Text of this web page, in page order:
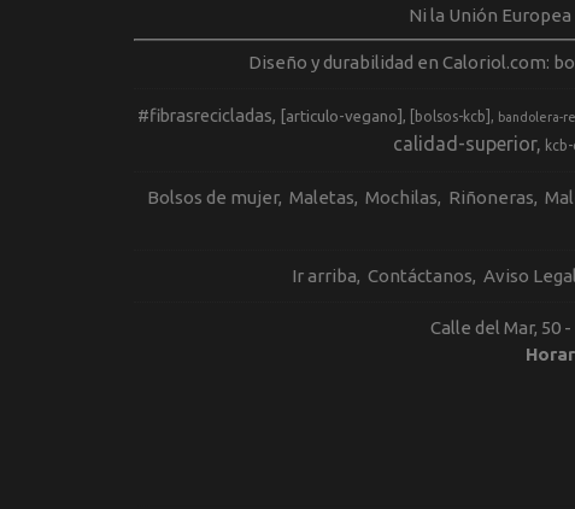
Ni la Unión
Diseño y durabilidad en Caloriol.com:
#fibrasrecicladas [articulo-vegano] [bolsos-kcb] bandolera-
calidad-superior
Bolsos de mujer Maletas Mochilas Riñoneras
Ir arriba Contáctanos Aviso
Calle del Mar, 50